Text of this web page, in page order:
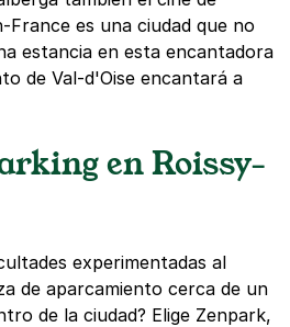
France es una ciudad que no
estancia en esta encantadora
de Val-d'Oise encantará a
en Roissy-
experimentadas al
de aparcamiento cerca de un
de la ciudad? Elige Zenpark,